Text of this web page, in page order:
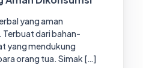
yang aman
Terbuat dari bahan-
yang mendukung
orang tua. Simak […]